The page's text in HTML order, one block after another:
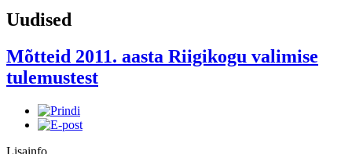
Uudised
Mõtteid 2011. aasta Riigikogu valimise
tulemustest
Lisainfo